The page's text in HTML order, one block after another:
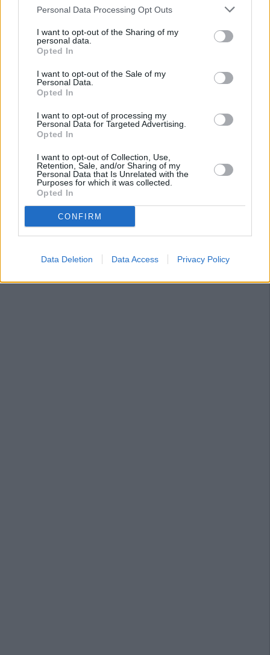
Personal Data Processing Opt Outs
I want to opt-out of the Sharing of my
personal data.
Opted In
I want to opt-out of the Sale of my
Personal Data.
Opted In
I want to opt-out of processing my
Personal Data for Targeted Advertising.
Opted In
I want to opt-out of Collection, Use,
Retention, Sale, and/or Sharing of my
Personal Data that Is Unrelated with the
Purposes for which it was collected.
Opted In
CONFIRM
Data Deletion Data Access Privacy Policy
visitante partícipe dentro de ese turismo rural. Tenemos
que lograr que con este tipo de turismo se rompa la
estacionalidad. Esto ya está creado, solo tenemos que
ponerlo en valor y creernos que nuestra provincia tiene las
posibilidades que se merece fuera y dentro.
—¿Destinará la Junta en sus presupuestos alguna
—Esto le corresponde al Ministerio. Llevamos años en los
que no se ha ejecutado nada, pero que si ahora se habla de
65.000 euros, pues bienvenidos sean pero que sean para la
Catedral y acabemos con esta polémica, pues lo que
tenemos que hacer es poner el templo a disposición de
ciudadanos y visitantes. Lo importante es aunar esfuerzos.